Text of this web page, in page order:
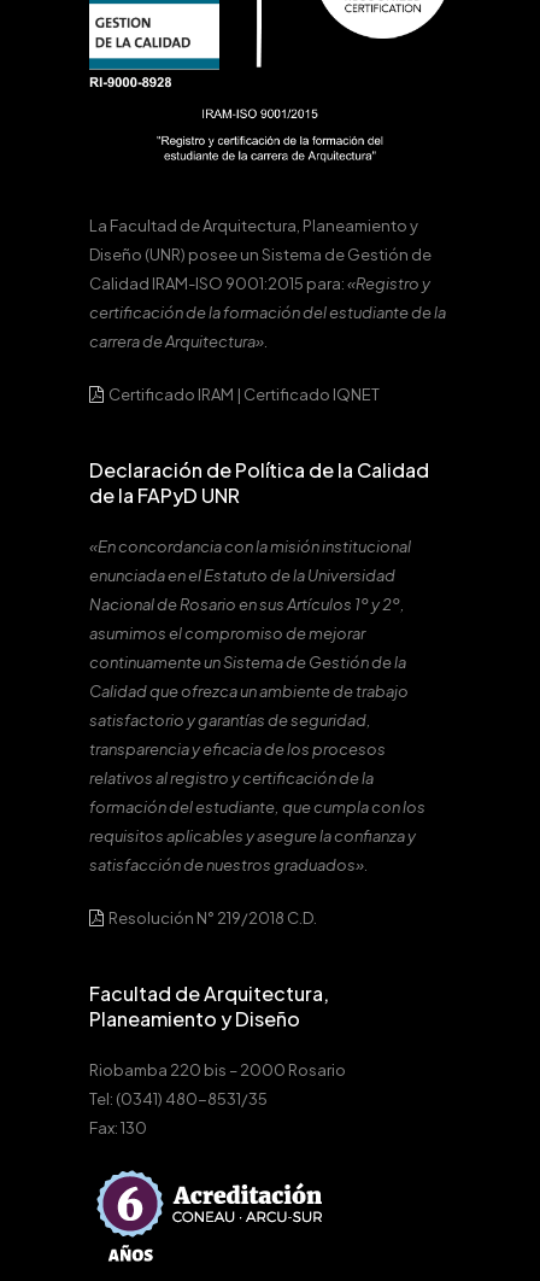
La Facultad de Arquitectura, Planeamiento y
Diseño (UNR) posee un Sistema de Gestión de
Calidad IRAM-ISO 9001:2015 para:«Registro y
certificación de la formación del estudiante de la
carrera de Arquitectura».
Certificado IRAM | Certificado IQNET
Declaración de Política de la Calidad
de la FAPyD UNR
«En concordancia con la misión institucional
enunciada en el Estatuto de la Universidad
Nacional de Rosario en sus Artículos 1º y 2º,
asumimos el compromiso de mejorar
continuamente un Sistema de Gestión de la
Calidad que ofrezca un ambiente de trabajo
satisfactorio y garantías de seguridad,
transparencia y eficacia de los procesos
relativos al registro y certificación de la
formación del estudiante, que cumpla con los
requisitos aplicables y asegure la confianza y
satisfacción de nuestros graduados».
Resolución N° 219/2018 C.D.
Facultad de Arquitectura,
Planeamiento y Diseño
Riobamba 220 bis – 2000 Rosario
Tel: (0341) 480-8531/35
Fax: 130